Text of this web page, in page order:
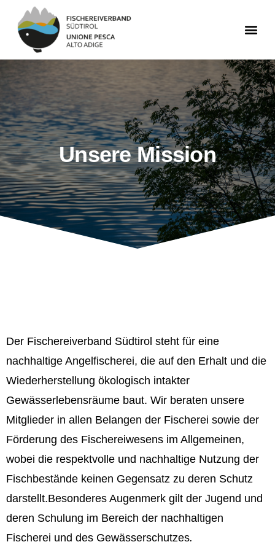
Unsere Mission
Der Fischereiverband Südtirol steht für eine
nachhaltige Angelfischerei, die auf den Erhalt und die
Wiederherstellung ökologisch intakter
Gewässerlebensräume baut. Wir beraten unsere
Mitglieder in allen Belangen der Fischerei sowie der
Förderung des Fischereiwesens im Allgemeinen,
wobei die respektvolle und nachhaltige Nutzung der
Fischbestände keinen Gegensatz zu deren Schutz
darstellt.Besonderes Augenmerk gilt der Jugend und
deren Schulung im Bereich der nachhaltigen
Fischerei und des Gewässerschutzes.